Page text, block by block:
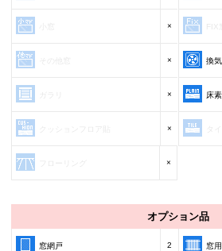
× FIX窓
× 換
× 床
×
×
オプション品
窓網戸 2 窓